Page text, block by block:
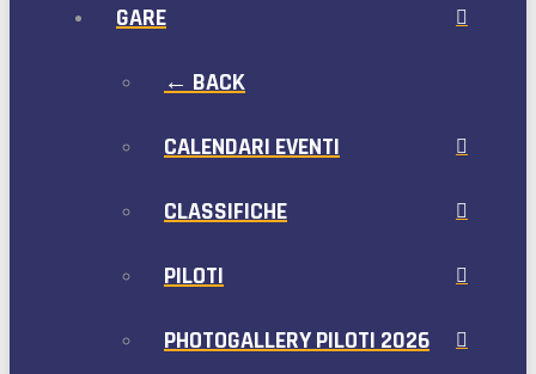
GARE
← BACK
CALENDARI EVENTI
CLASSIFICHE
PILOTI
PHOTOGALLERY PILOTI 2026